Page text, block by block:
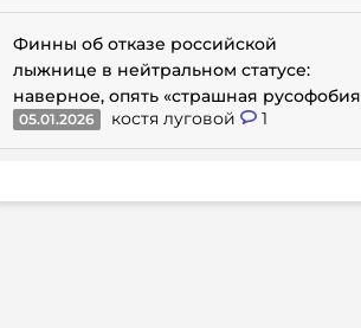
Финны об отказе российской
лыжнице в нейтральном статусе:
наверное, опять «страшная русофобия
05.01.2026 костя луговой 1